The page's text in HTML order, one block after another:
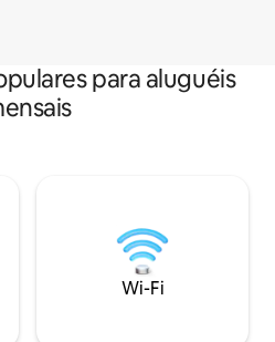
para aluguéis
Wi-Fi